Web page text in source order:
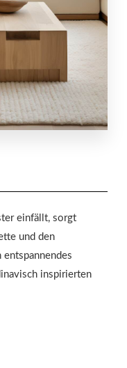
einfällt, sorgt
und den
inspirierten